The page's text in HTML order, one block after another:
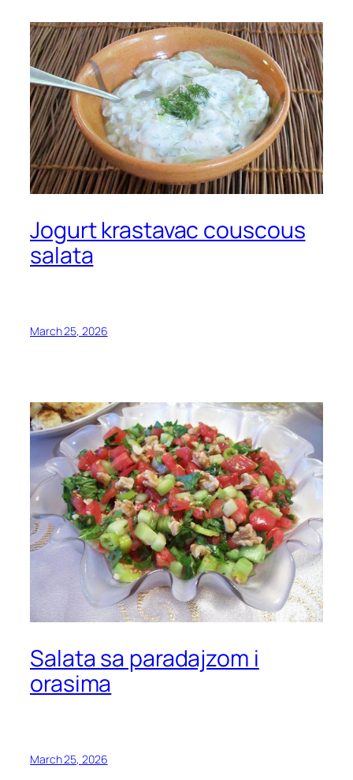
Jogurt krastavac couscous
salata
March 25, 2026
Salata sa paradajzom i
orasima
March 25, 2026